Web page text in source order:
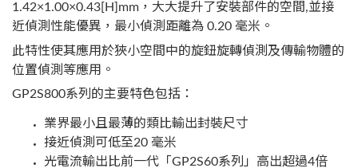
1.42×1.00×0.43[H]mm，大大提升了安裝部件的空間,並接
近偵測性能優異，最小偵測距離為 0.20 毫米。
此特性使其應用於狹小空間中的旋鈕旋轉偵測及傳輸物體的
位置偵測等應用。
GP2S800系列的主要特色包括：
業界最小且最薄的類比輸出封裝尺寸
接近偵測可低至20 毫米
光電流輸出比前一代「GP2S60系列」高出超過4倍